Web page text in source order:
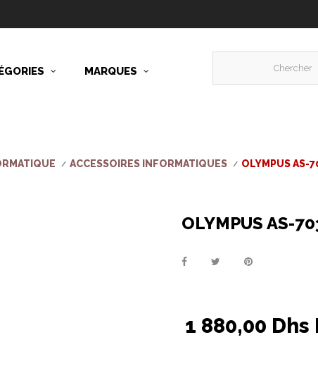
MARQUES
ACCESSOIRES INFORMATIQUES OLYMPUS AS-
OLYMPUS AS-
1 880,00 Dhs